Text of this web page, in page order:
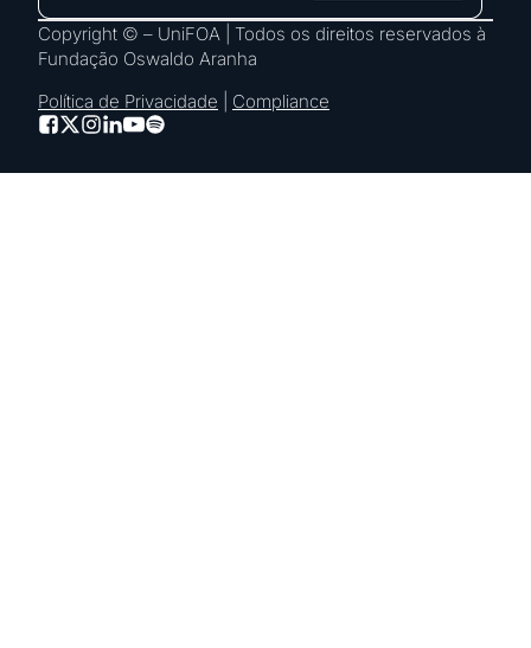
Copyright © – UniFOA | Todos os direitos reservados à
Fundação Oswaldo Aranha
Política de Privacidade
Compliance